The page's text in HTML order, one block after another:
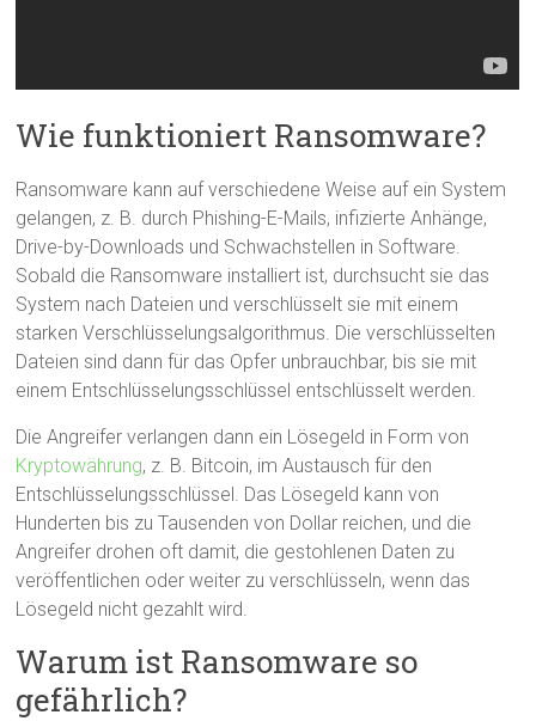
Wie funktioniert Ransomware?
Ransomware kann auf verschiedene Weise auf ein System
gelangen, z. B. durch Phishing-E-Mails, infizierte Anhänge,
Drive-by-Downloads und Schwachstellen in Software.
Sobald die Ransomware installiert ist, durchsucht sie das
System nach Dateien und verschlüsselt sie mit einem
starken Verschlüsselungsalgorithmus. Die verschlüsselten
Dateien sind dann für das Opfer unbrauchbar, bis sie mit
einem Entschlüsselungsschlüssel entschlüsselt werden.
Die Angreifer verlangen dann ein Lösegeld in Form von
Kryptowährung, z. B. Bitcoin, im Austausch für den
Entschlüsselungsschlüssel. Das Lösegeld kann von
Hunderten bis zu Tausenden von Dollar reichen, und die
Angreifer drohen oft damit, die gestohlenen Daten zu
veröffentlichen oder weiter zu verschlüsseln, wenn das
Lösegeld nicht gezahlt wird.
Warum ist Ransomware so
gefährlich?